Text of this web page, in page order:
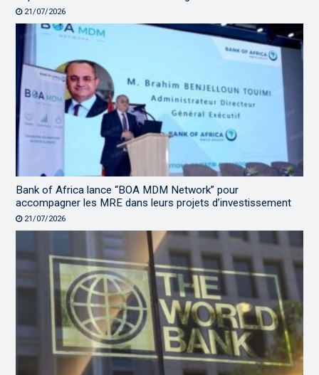
21/07/2026
Bank of Africa lance “BOA MDM Network” pour
accompagner les MRE dans leurs projets d’investissement
21/07/2026